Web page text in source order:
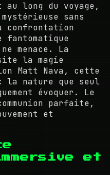
long du voyage,
sans
confrontation
fantomatique
menace. La
la magie
Matt Nava, cette
la nature que seul
évoquer. Le
parfaite,
et
et